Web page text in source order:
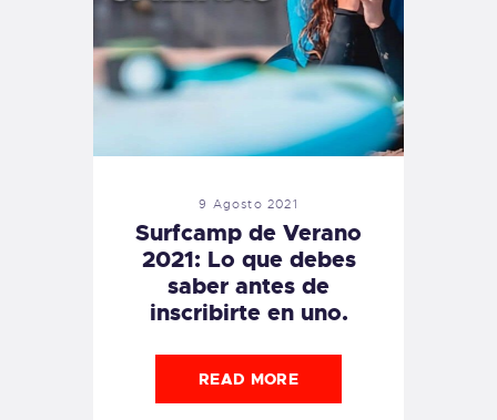
9 Agosto 2021
Surfcamp de Verano
2021: Lo que debes
saber antes de
inscribirte en uno.
READ MORE